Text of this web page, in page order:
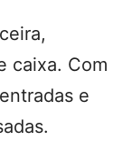
caixa. Com
e